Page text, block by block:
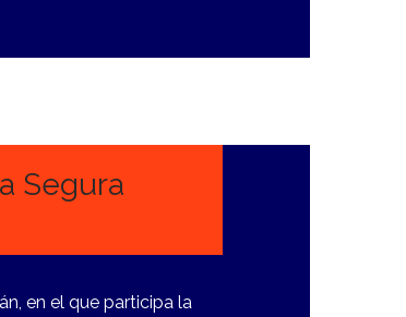
Segura
en el que participa la